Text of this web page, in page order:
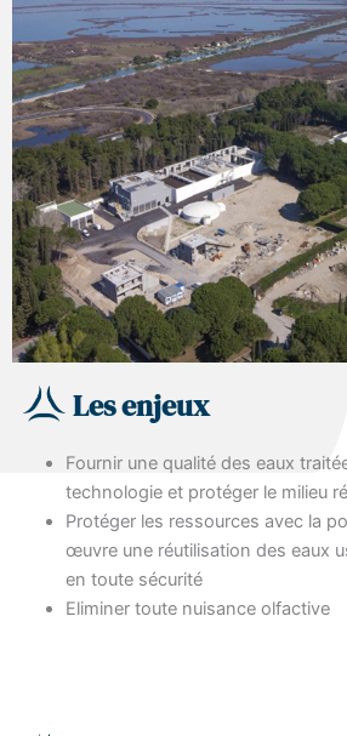
Les enjeux
Fournir une qualité des eaux
technologie et protéger le milieu
Protéger les ressources avec la
œuvre une réutilisation des eaux
en toute sécurité
Eliminer toute nuisance olfactive